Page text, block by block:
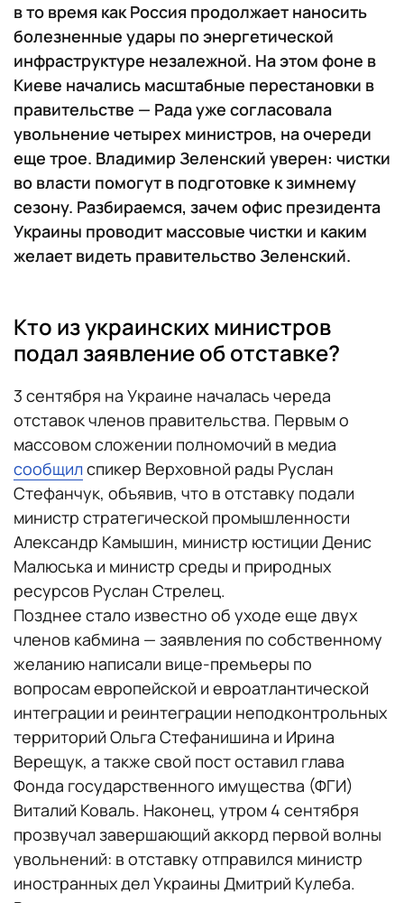
в то время как Россия продолжает наносить
болезненные удары по энергетической
инфраструктуре незалежной. На этом фоне в
Киеве начались масштабные перестановки в
правительстве — Рада уже согласовала
увольнение четырех министров, на очереди
еще трое. Владимир Зеленский уверен: чистки
во власти помогут в подготовке к зимнему
сезону. Разбираемся, зачем офис президента
Украины проводит массовые чистки и каким
желает видеть правительство Зеленский.
Кто из украинских министров
подал заявление об отставке?
3 сентября на Украине началась череда
отставок членов правительства. Первым о
массовом сложении полномочий в медиа
сообщилспикер Верховной рады Руслан
Стефанчук, объявив, что в отставку подали
министр стратегической промышленности
Александр Камышин, министр юстиции Денис
Малюська и министр среды и природных
ресурсов Руслан Стрелец.
Позднее стало известно об уходе еще двух
членов кабмина — заявления по собственному
желанию написали вице-премьеры по
вопросам европейской и евроатлантической
интеграции и реинтеграции неподконтрольных
территорий Ольга Стефанишина и Ирина
Верещук, а также свой пост оставил глава
Фонда государственного имущества (ФГИ)
Виталий Коваль. Наконец, утром 4 сентября
прозвучал завершающий аккорд первой волны
увольнений: в отставку отправился министр
иностранных дел Украины Дмитрий Кулеба.